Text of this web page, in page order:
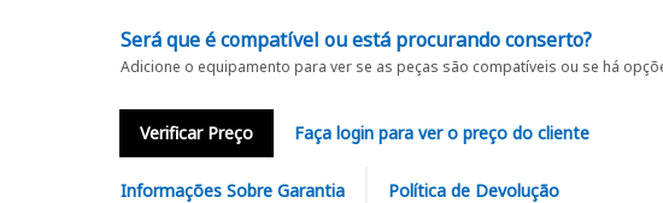
Será que é compatível ou está procurando conserto?
Adicione o equipamento para ver se as peças são compatíveis ou se há
Verificar Preço Faça login para ver o preço do cliente
Informações Sobre Garantia Política de Devolução